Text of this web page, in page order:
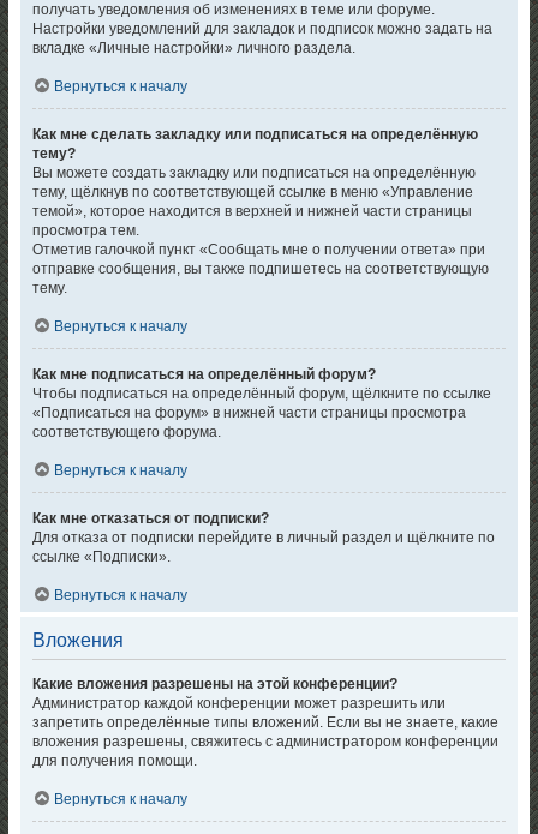
получать уведомления об изменениях в теме или форуме.
Настройки уведомлений для закладок и подписок можно задать на
вкладке «Личные настройки» личного раздела.
Вернуться к началу
Как мне сделать закладку или подписаться на определённую
тему?
Вы можете создать закладку или подписаться на определённую
тему, щёлкнув по соответствующей ссылке в меню «Управление
темой», которое находится в верхней и нижней части страницы
просмотра тем.
Отметив галочкой пункт «Сообщать мне о получении ответа» при
отправке сообщения, вы также подпишетесь на соответствующую
тему.
Вернуться к началу
Как мне подписаться на определённый форум?
Чтобы подписаться на определённый форум, щёлкните по ссылке
«Подписаться на форум» в нижней части страницы просмотра
соответствующего форума.
Вернуться к началу
Как мне отказаться от подписки?
Для отказа от подписки перейдите в личный раздел и щёлкните по
ссылке «Подписки».
Вернуться к началу
Вложения
Какие вложения разрешены на этой конференции?
Администратор каждой конференции может разрешить или
запретить определённые типы вложений. Если вы не знаете, какие
вложения разрешены, свяжитесь с администратором конференции
для получения помощи.
Вернуться к началу